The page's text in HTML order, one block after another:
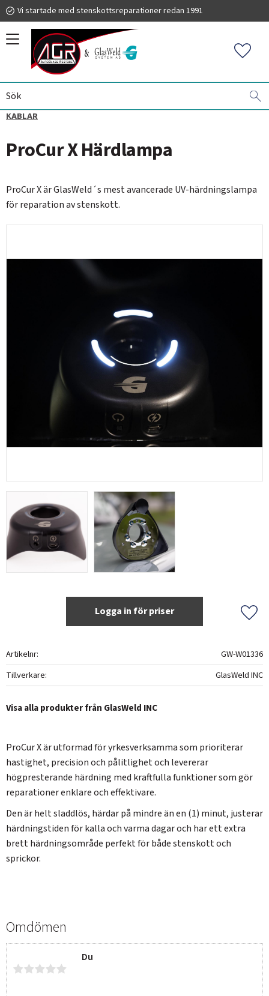
Vi startade med stenskottsreparationer redan 1991
VINDRUTEREPARATIONER
UV-LAMPOR OCH
KABLAR
ProCur X Härdlampa
ProCur X är GlasWeld´s mest avancerade UV-härdningslampa
för reparation av stenskott.
Logga in för priser
Artikelnr
GW-W01336
Tillverkare
GlasWeld INC
Visa alla produkter från GlasWeld INC
ProCur X är utformad för yrkesverksamma som prioriterar
hastighet, precision och pålitlighet och levererar
högpresterande härdning med kraftfulla funktioner som gör
reparationer enklare och effektivare.
Den är helt sladdlös, härdar på mindre än en (1) minut, justerar
härdningstiden för kalla och varma dagar och har ett extra
brett härdningsområde perfekt för både stenskott och
sprickor.
Omdömen
Du
019 225 220
info@autoglassrestore.se